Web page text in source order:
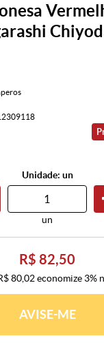
Unidade: un
un
R$ 82,50
80,02economize 3%
AVISE-ME